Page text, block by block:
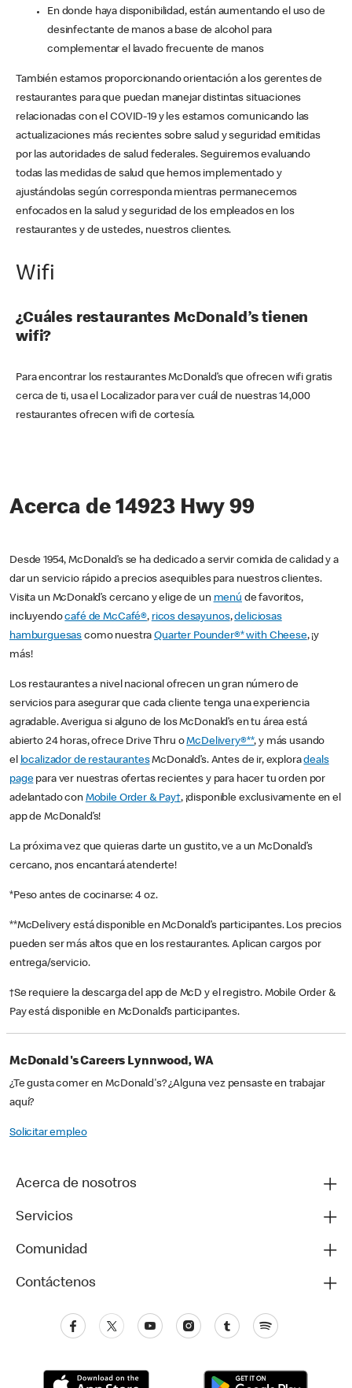
En donde haya disponibilidad, están aumentando el uso de
desinfectante de manos a base de alcohol para
complementar el lavado frecuente de manos
También estamos proporcionando orientación a los gerentes de
restaurantes para que puedan manejar distintas situaciones
relacionadas con el COVID-19 y les estamos comunicando las
actualizaciones más recientes sobre salud y seguridad emitidas
por las autoridades de salud federales. Seguiremos evaluando
todas las medidas de salud que hemos implementado y
ajustándolas según corresponda mientras permanecemos
enfocados en la salud y seguridad de los empleados en los
restaurantes y de ustedes, nuestros clientes.
Wifi
¿Cuáles restaurantes McDonald’s tienen
wifi?
Para encontrar los restaurantes McDonald’s que ofrecen wifi gratis
cerca de ti, usa el Localizador para ver cuál de nuestras 14,000
restaurantes ofrecen wifi de cortesía.
Acerca de 14923 Hwy 99
Desde 1954, McDonald’s se ha dedicado a servir comida de calidad y a
dar un servicio rápido a precios asequibles para nuestros clientes.
Visita un McDonald’s cercano y elige de un menú de favoritos,
incluyendocafé de McCafé®, ricos desayunos,deliciosas
hamburguesas como nuestraQuarter Pounder®* with Cheese, ¡y
más!
Los restaurantes a nivel nacional ofrecen un gran número de
servicios para asegurar que cada cliente tenga una experiencia
agradable. Averigua si alguno de los McDonald’s en tu área está
abierto 24 horas, ofrece Drive Thru oMcDelivery®**, y más usando
el localizador de restaurantesMcDonald’s. Antes de ir, exploradeals
pagepara ver nuestras ofertas recientes y para hacer tu orden por
adelantado con Mobile Order & Pay†, ¡disponible exclusivamente en el
app de McDonald’s!
La próxima vez que quieras darte un gustito, ve a un McDonald’s
cercano, ¡nos encantará atenderte!
*Peso antes de cocinarse: 4 oz.
**McDelivery está disponible en McDonald’s participantes. Los precios
pueden ser más altos que en los restaurantes. Aplican cargos por
entrega/servicio.
†Se requiere la descarga del app de McD y el registro. Mobile Order &
Pay está disponible en McDonald’s participantes.
McDonald's Careers Lynnwood, WA
¿Te gusta comer en McDonald's? ¿Alguna vez pensaste en trabajar
aquí?
Solicitar empleo
Acerca de nosotros
Servicios
Comunidad
Contáctenos